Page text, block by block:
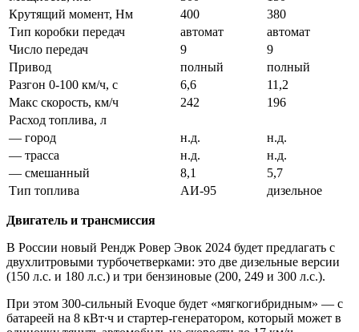
Крутящий момент, Нм
400
380
Тип коробки передач
автомат
автомат
Число передач
9
9
Привод
полный
полный
Разгон 0-100 км/ч, с
6,6
11,2
Макс скорость, км/ч
242
196
Расход топлива, л
— город
н.д.
н.д.
— трасса
н.д.
н.д.
— смешанный
8,1
5,7
Тип топлива
АИ-95 дизельное
Двигатель и трансмиссия
В России новый Рендж Ровер Эвок 2024 будет предлагать с
двухлитровыми турбочетверками: это две дизельные версии
(150 л.с. и 180 л.с.) и три бензиновые (200, 249 и 300 л.с.).
При этом 300-сильный Evoque будет «мягкогибридным» — с
батареей на 8 кВт∙ч и стартер-генератором, который может в